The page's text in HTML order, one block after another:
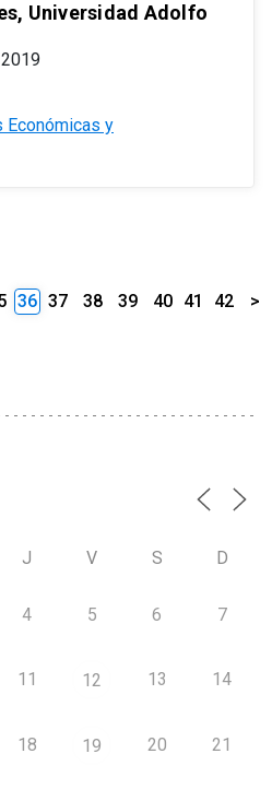
Universidad Adolfo
Económicas y
36 37 38 39 40 41 42 >
J V S D
4 5 6 7
11 12 13 14
18 19 20 21